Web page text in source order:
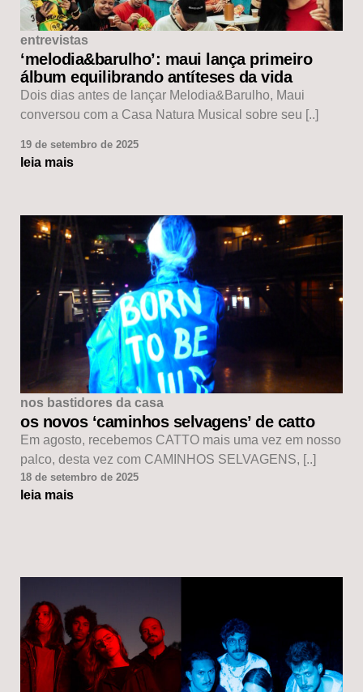
entrevistas
‘melodia&barulho’: maui lança primeiro
álbum equilibrando antíteses da vida
Dois dias antes de lançar Melodia&Barulho, Maui
conversou com a Casa Natura Musical sobre seu [..]
19 de setembro de 2025
leia mais
nos bastidores da casa
os novos ‘caminhos selvagens’ de catto
Em agosto, recebemos CATTO mais uma vez em nosso
palco, desta vez com CAMINHOS SELVAGENS, [..]
18 de setembro de 2025
leia mais